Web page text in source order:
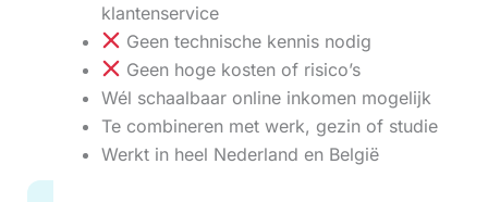
klantenservice
Geen technische kennis nodig
Geen hoge kosten of risico’s
Wél schaalbaar online inkomen mogelijk
Te combineren met werk, gezin of studie
Werkt in heel Nederland en België